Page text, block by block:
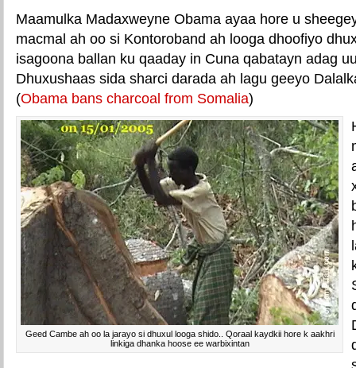
Maamulka Madaxweyne Obama ayaa hore u
macmal ah oo si Kontoroband ah looga dhoofiyo
isagoona ballan ku qaaday in Cuna qabatayn adag
Dhuxushaas sida sharci darada ah lagu geeyo
(Obama bans charcoal from Somalia‎)
Geed Cambe ah oo la jarayo si dhuxul looga shido.. Qoraal kaydkii hore k aakhri
linkiga dhanka hoose ee warbixintan